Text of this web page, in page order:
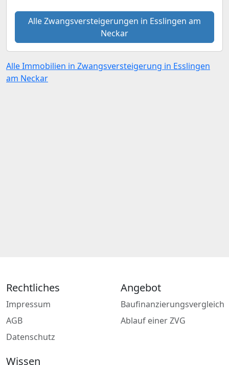
Alle Zwangsversteigerungen in Esslingen am
Neckar
Alle Immobilien in Zwangsversteigerung in Esslingen
am Neckar
Rechtliches
Impressum
AGB
Datenschutz
Angebot
Baufinanzierungsvergleich
Ablauf einer ZVG
Wissen